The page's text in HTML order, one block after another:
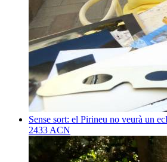
Sense sort: el Pirineu no veurà un
2433 ACN